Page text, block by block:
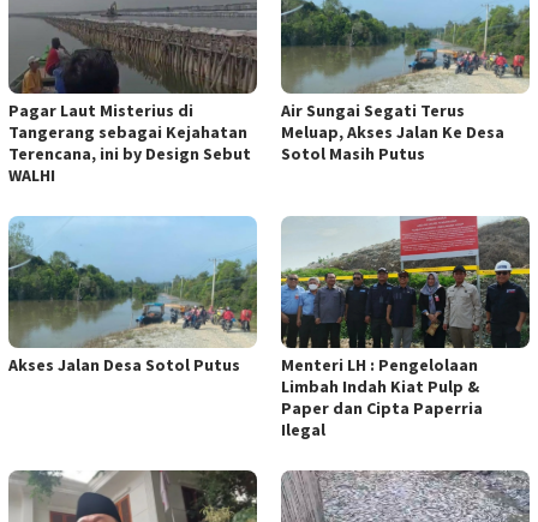
Pagar Laut Misterius di
Tangerang sebagai Kejahatan
Terencana, ini by Design Sebut
WALHI
Air Sungai Segati Terus
Meluap, Akses Jalan Ke Desa
Sotol Masih Putus
Akses Jalan Desa Sotol Putus
Menteri LH : Pengelolaan
Limbah Indah Kiat Pulp &
Paper dan Cipta Paperria
Ilegal